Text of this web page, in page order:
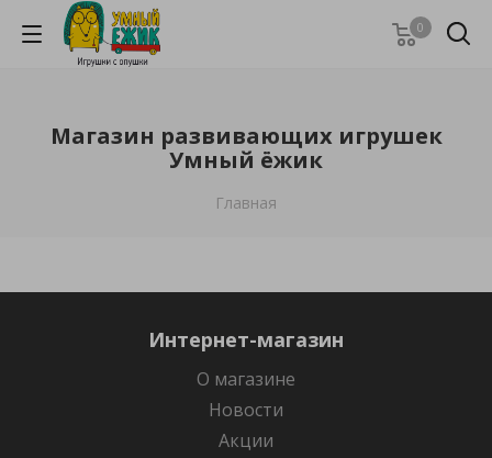
0
Магазин развивающих игрушек
Умный ёжик
Главная
Интернет-магазин
О магазине
Новости
Акции